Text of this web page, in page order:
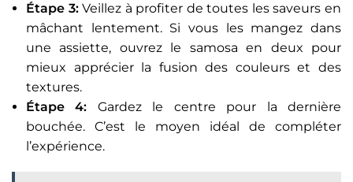
Étape 3:Veillez à profiter de toutes les saveurs en
mâchant lentement. Si vous les mangez dans
une assiette, ouvrez le samosa en deux pour
mieux apprécier la fusion des couleurs et des
textures.
Étape 4: Gardez le centre pour la dernière
bouchée. C’est le moyen idéal de compléter
l’expérience.